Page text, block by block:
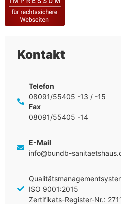
Kontakt
Telefon
08091/55405 -13 / -15
Fax
08091/55405 -14
E-Mail
info@bundb-
ISO 9001:2015
Zertifikats-Register-Nr.: